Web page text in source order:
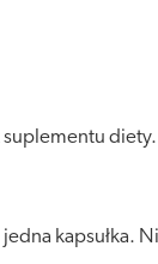
diety.
kapsułka.